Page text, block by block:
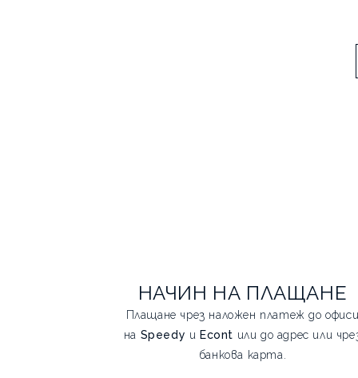
НАЧИН НА ПЛАЩАНЕ
Плащане чрез наложен платеж до
на Speedy и Econt или до адрес или
банкова карта.